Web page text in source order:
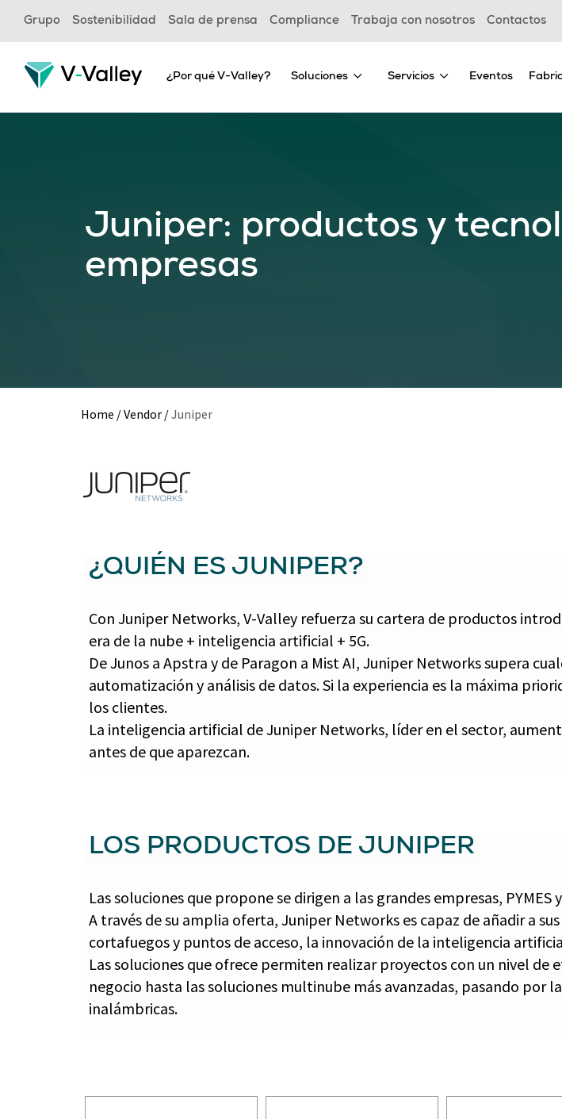
Skip
content
Grupo Sostenibilidad Sala de prensa Compliance Trabaja con nosotros Contactos
¿Por qué V-Valley? Soluciones Servicios Eventos
Juniper: productos y
empresas
Home /Vendor /Juniper
¿QUIÉN ES JUNIPER?
Con Juniper Networks, V-Valley refuerza su cartera de productos
era de la nube + inteligencia artificial + 5G.
De Junos a Apstra y de Paragon a Mist AI, Juniper Networks supera
automatización y análisis de datos. Si la experiencia es la máxima
los clientes.
La inteligencia artificial de Juniper Networks, líder en el sector,
antes de que aparezcan.
LOS PRODUCTOS DE JUNIPER
Las soluciones que propone se dirigen a las grandes empresas, PYMES
A través de su amplia oferta, Juniper Networks es capaz de añadir a
cortafuegos y puntos de acceso, la innovación de la inteligencia
Las soluciones que ofrece permiten realizar proyectos con un nivel
negocio hasta las soluciones multinube más avanzadas, pasando por
inalámbricas.